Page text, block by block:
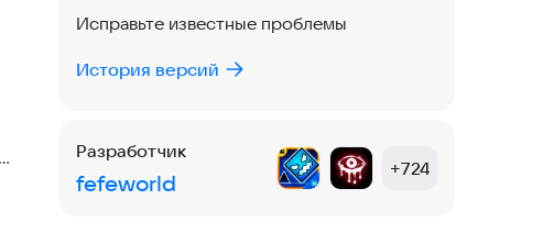
Исправьте известные проблемы
История версий
Разработчик
fefeworld
+724